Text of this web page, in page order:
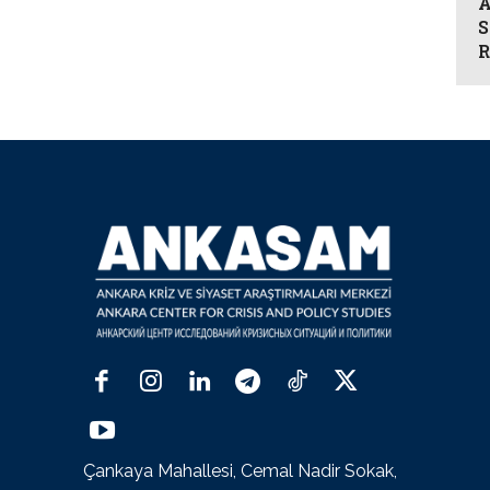
Çankaya Mahallesi, Cemal Nadir Sokak,